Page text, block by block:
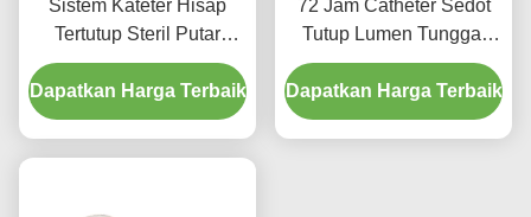
Sistem Kateter Hisap
Tertutup Steril Putar
Ganda Pembilas
Otomatis 72 Jam untuk
Penggunaan Pasien
Dapatkan Harga Terbaik
72 Jam Catheter Sedot
Tutup Lumen Tunggal
untuk Ventilasi Mekanis
ICU
Dapatkan Harga Terbaik